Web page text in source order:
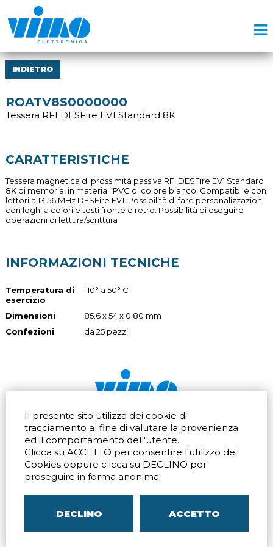
Il presente sito utilizza dei cookie di
tracciamento al fine di valutare la provenienza
ed il comportamento dell'utente.
Clicca su ACCETTO per consentire l'utilizzo dei
Cookies oppure clicca su DECLINO per
proseguire in forma anonima
DECLINO ACCETTO
INDIETRO
ROATV8S0000000
Tessera RFI DESFire EV1 Standard 8K
CARATTERISTICHE
Tessera magnetica di prossimità passiva RFI DESFire EV1 Standard
8K di memoria, in materiali PVC di colore bianco. Compatibile con
lettori a 13,56 MHz DESFire EV1. Possibilità di fare personalizzazioni
con loghi a colori e testi fronte e retro. Possibilità di eseguire
operazioni di lettura/scrittura
INFORMAZIONI TECNICHE
Temperatura di
esercizio
-10° a 50° C
Dimensioni
85.6 x 54 x 0.80 mm
Confezioni
da 25 pezzi
Via dell'artigianato 32Q
20865 Usmate Velate (MB)
Indicazioni Stradali
Tel. +39 039 672520
Fax +39 039 672568
Email
Via Pontina 583
Roma (RM) 00128
Tel.+39 06 80079273
Indicazioni Stradali
Via San Crispino 64
Padova (PD) 35129
P.IVA00804240968 05096770150– C.C.I.A.A. di